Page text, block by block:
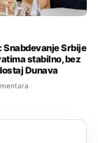
Srbije
stabilno, bez
Dunava